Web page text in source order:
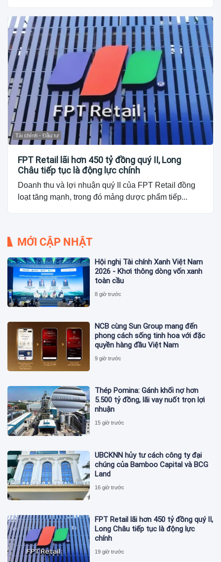
Tài chính - Đầu tư
FPT Retail lãi hơn 450 tỷ đồng quý II, Long
Châu tiếp tục là động lực chính
Doanh thu và lợi nhuận quý II của FPT Retail đồng
loạt tăng mạnh, trong đó mảng dược phẩm tiếp...
MỚI CẬP NHẬT
Hội nghị Tài chính Xanh Việt Nam
2026 - Khơi thông dòng vốn xanh
toàn cầu
8 giờ trước
NCB cùng Sun Group mang đến
phong cách sống tinh hoa với đặc
quyền hàng đầu Việt Nam
9 giờ trước
Thép Pomina: Gánh khối nợ hơn
5.500 tỷ đồng, lãi vay nuốt trọn lợi
nhuận
15 giờ trước
UBCKNN hủy tư cách công ty đại
chúng của Bamboo Capital và BCG
Land
16 giờ trước
FPT Retail lãi hơn 450 tỷ đồng quý II,
Long Châu tiếp tục là động lực
chính
19 giờ trước